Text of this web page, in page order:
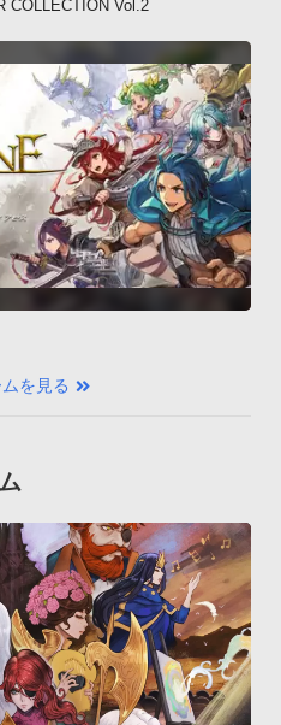
COLLECTION Vol.2
を見る